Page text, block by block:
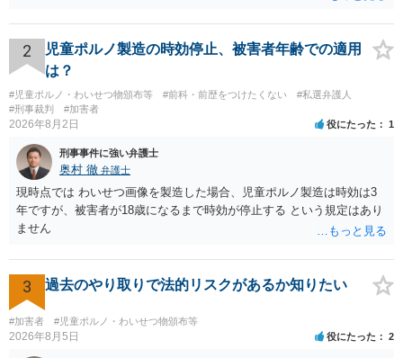
2
児童ポルノ製造の時効停止、被害者年齢での適用
は？
#児童ポルノ・わいせつ物頒布等 #前科・前歴をつけたくない
#私選弁護人
#刑事裁判
#加害者
2026年8月2日 役にたった 1
刑事事件に強い弁護士
奥村 徹 弁護士
現時点では わいせつ画像を製造した場合、児童ポルノ製造は時効は3
年ですが、被害者が18歳になるまで時効が停止する という規定はあり
ません
3 過去のやり取りで法的リスクがあるか知りたい
#加害者 #児童ポルノ・わいせつ物頒布等
2026年8月5日 役にたった 2